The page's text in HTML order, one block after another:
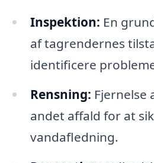
Inspektion: En
af tagrendernes
identificere
Rensning: Fjernelse
andet affald for at
vandafledning.